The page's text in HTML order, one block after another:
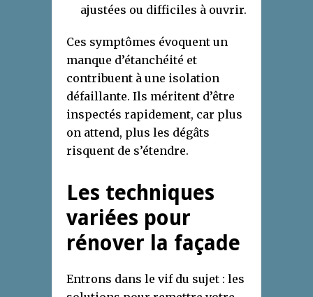
ajustées ou difficiles à ouvrir.
Ces symptômes évoquent un
manque d’étanchéité et
contribuent à une isolation
défaillante. Ils méritent d’être
inspectés rapidement, car plus
on attend, plus les dégâts
risquent de s’étendre.
Les techniques
variées pour
rénover la façade
Entrons dans le vif du sujet : les